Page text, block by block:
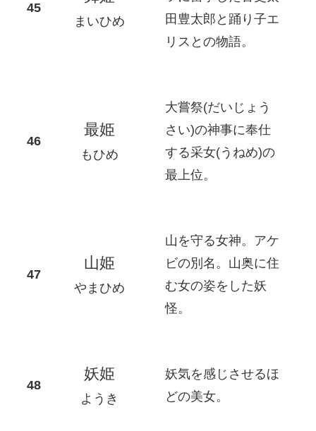
まいひめ
田豊太郎と踊り子エ
リスとの物語。
最姫
もひめ
大嘗祭(だいじょう
さい)の神事に奉仕
する采女(うねめ)の
最上位。
山姫
やまひめ
山を守る女神。アケ
ビの別名。山奥に住
む女の姿をした妖
怪。
妖姫
ようき
妖気を感じさせるほ
どの美女。